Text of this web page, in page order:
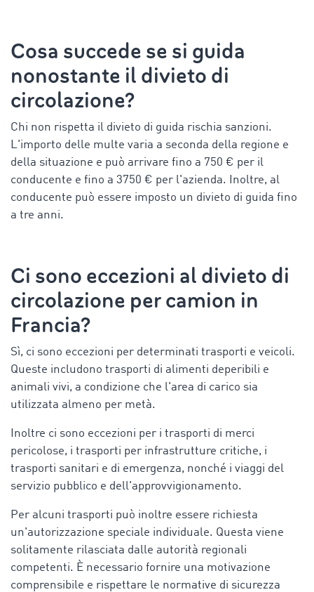
Cosa succede se si guida
nonostante il divieto di
circolazione?
Chi non rispetta il divieto di guida rischia sanzioni.
L'importo delle multe varia a seconda della regione e
della situazione e può arrivare fino a 750 € per il
conducente e fino a 3750 € per l'azienda. Inoltre, al
conducente può essere imposto un divieto di guida fino
a tre anni.
Ci sono eccezioni al divieto di
circolazione per camion in
Francia?
Sì, ci sono eccezioni per determinati trasporti e veicoli.
Queste includono trasporti di alimenti deperibili e
animali vivi, a condizione che l'area di carico sia
utilizzata almeno per metà.
Inoltre ci sono eccezioni per i trasporti di merci
pericolose, i trasporti per infrastrutture critiche, i
trasporti sanitari e di emergenza, nonché i viaggi del
servizio pubblico e dell'approvvigionamento.
Per alcuni trasporti può inoltre essere richiesta
un'autorizzazione speciale individuale. Questa viene
solitamente rilasciata dalle autorità regionali
competenti. È necessario fornire una motivazione
comprensibile e rispettare le normative di sicurezza